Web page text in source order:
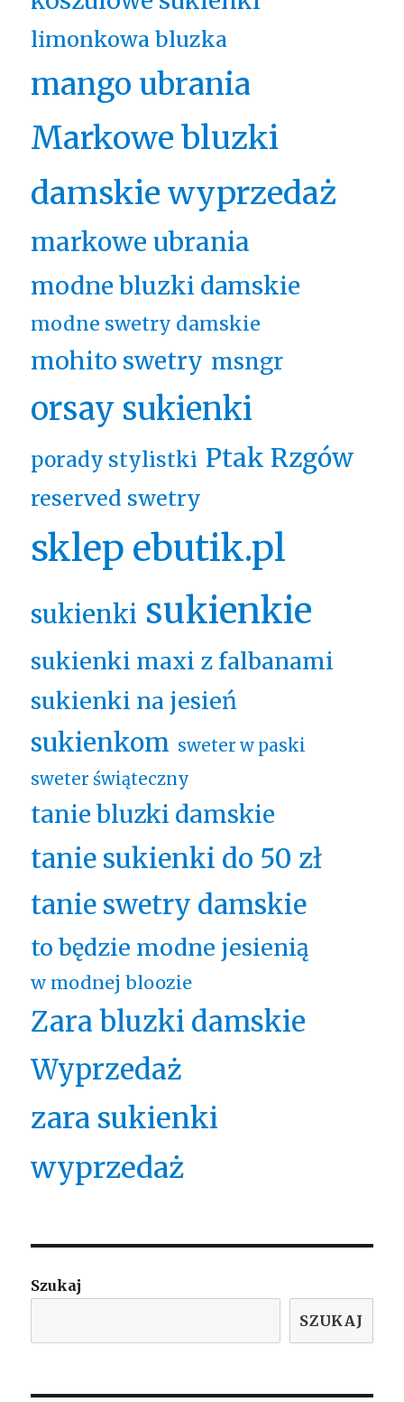
limonkowa bluzka
mango ubrania
Markowe bluzki
damskie wyprzedaż
markowe ubrania
modne bluzki damskie
modne swetry damskie
mohito swetry msngr
orsay sukienki
porady stylistki Ptak Rzgów
reserved swetry
sklep ebutik.pl
sukienki sukienkie
sukienki maxi z falbanami
sukienki na jesień
sukienkom sweter w paski
sweter świąteczny
tanie bluzki damskie
tanie sukienki do 50 zł
tanie swetry damskie
to będzie modne jesienią
w modnej bloozie
Zara bluzki damskie
Wyprzedaż
zara sukienki
wyprzedaż
Szukaj
SZUKAJ